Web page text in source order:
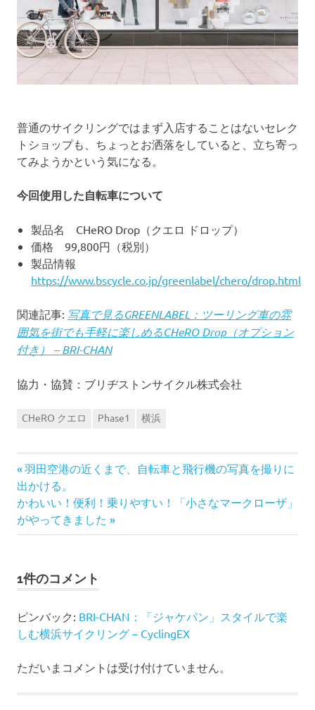
普通のサイクリングではまず入店することはないセレク
トショップも、ちょっとお洒落をしていると、立ち寄っ
てみようかという気になる。
今回使用した自転車について
製品名 CHeRO Drop（クエロ ドロップ）
価格 99,800円（税別）
製品情報
https://www.bscycle.co.jp/greenlabel/chero/drop.html
関連記事: 写真で見るGREENLABEL：ツーリング車の雰
囲気を街でも手軽に楽しめるCHeRO Drop（オプション
付き） – BRI-CHAN
協力・協賛：ブリヂストンサイクル株式会社
CHeRO クエロ Phase1 横浜
投
稿
ナ
ゲ
ー
ョ
前
の
記
事:
羽田空港の近くまで、自転車と飛行機の写真を撮りに
出かける。
次
の
記
かわいい！便利！乗りやすい！「小さなマークローザ」
がやってきました
1件のコメント
ピンバック: BRI-CHAN：「ジャケパン」スタイルで楽
しむ横浜サイクリング – CyclingEX
ただいまコメントは受け付けていません。